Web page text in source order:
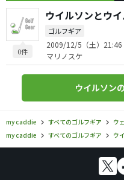
0件
ウイルソンとウ
ゴルフギア
2009/12/5（土）21:46
マリノスケ
ウイルソン
my caddie すべてのゴルフギア ウ
my caddie
すべてのゴルフギア ウ